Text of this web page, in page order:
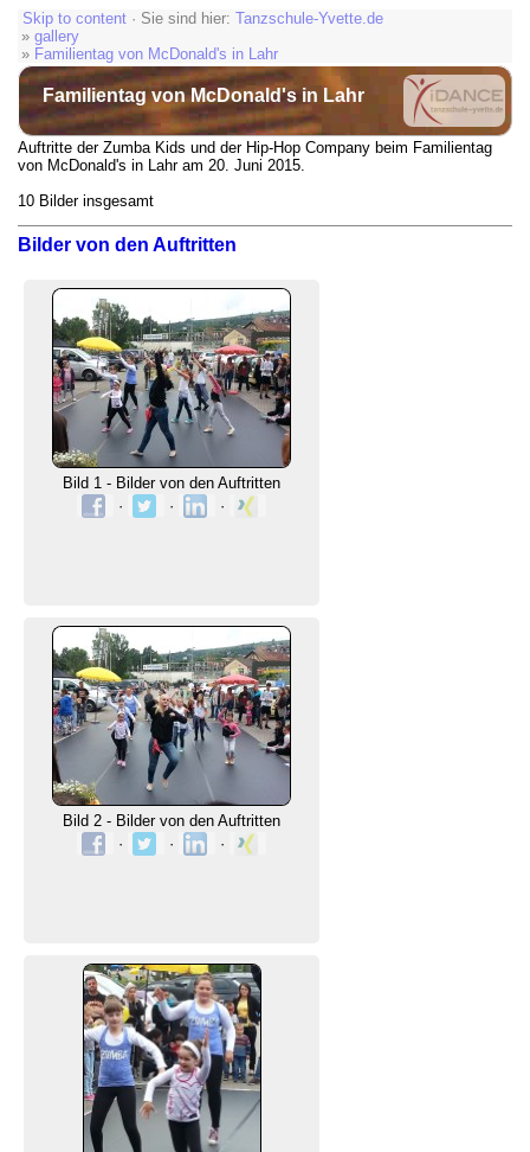
Skip to content · Sie sind hier: Tanzschule-Yvette.de
» gallery
» Familientag von McDonald's in Lahr
Familientag von McDonald's in Lahr
Auftritte der Zumba Kids und der Hip-Hop Company beim Familientag
von McDonald's in Lahr am 20. Juni 2015.
10 Bilder insgesamt
Bilder von den Auftritten
Bild 1 - Bilder von den Auftritten
·
· ·
Bild 2 - Bilder von den Auftritten
·
· ·